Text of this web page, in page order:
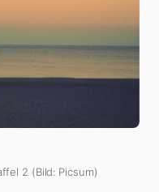
2 (Bild: Picsum)